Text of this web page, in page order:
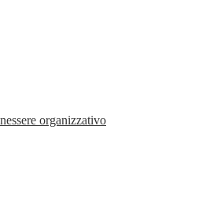
organizzativo